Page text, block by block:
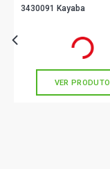
3430091 Kayaba
em até 9x de
VER PRODUTO